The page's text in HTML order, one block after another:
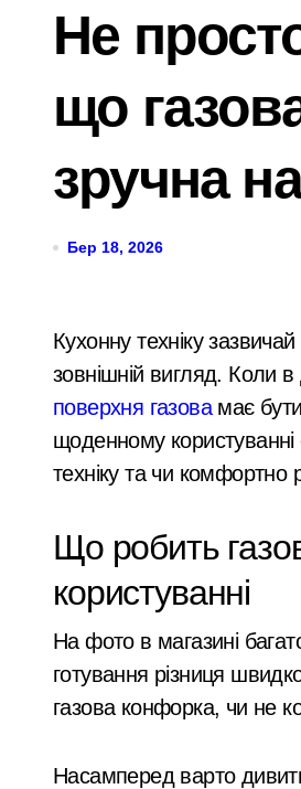
Двійня
Шахраї з кол-
Сервісна
У Києві
Ракетний
Сучасні
«Стрільба
У Києві
Виявлено
У
Прощальний
У Київській
«Зловмисна
Розвиток
Не
що
зручна
Бер 18, 2026
Кухонну техніку зазвичай вибирають не на один рік, тому важливо дивитися не лише на
зовнішній вигляд. Коли в
поверхня газовамає
щоденному користуванні
техніку та чи комфортно
Що робить
користуванні
На фото в магазині
готування різниця
газова конфорка, чи не
Насамперед варто